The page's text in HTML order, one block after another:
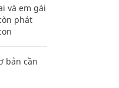
và em gái
phát
bản cần